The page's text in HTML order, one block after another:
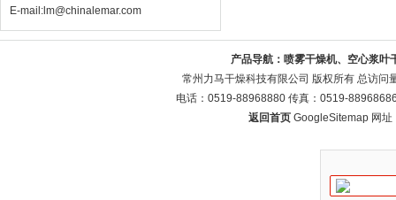
E-mail:lm@chinalemar.com
产品导航： 喷雾干燥机、空心浆叶
常州力马干燥科技有限公司 版权所有 总访问
电话：0519-88968880 传真：0519-
返回首页 GoogleSitemap 网